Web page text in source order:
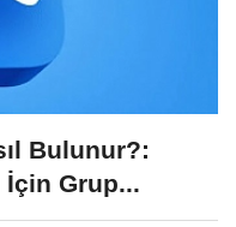
Bulunur?:
İçin Grup...